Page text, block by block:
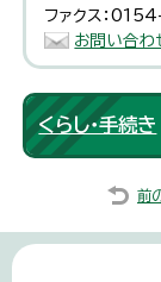
ファクス：
お問い合わ
くらし・手続き
前